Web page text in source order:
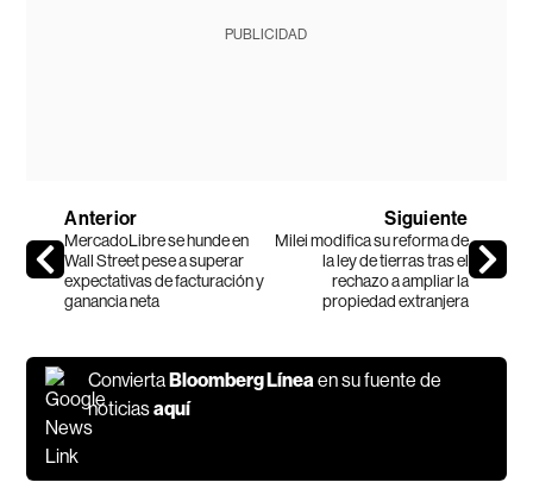
PUBLICIDAD
Anterior
MercadoLibre se hunde en
Wall Street pese a superar
expectativas de facturación y
ganancia neta
Siguiente
Milei modifica su reforma de
la ley de tierras tras el
rechazo a ampliar la
propiedad extranjera
ConviertaBloomberg Línea en su fuente de
noticiasaquí